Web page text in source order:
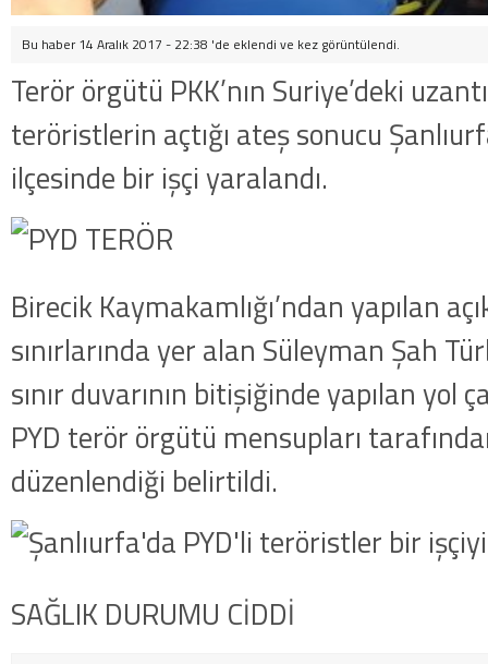
Bu haber 14 Aralık 2017 - 22:38 'de eklendi ve kez görüntülendi.
Terör örgütü PKK’nın Suriye’deki
teröristlerin açtığı ateş sonucu
ilçesinde bir işçi yaralandı.
Birecik Kaymakamlığı’ndan yapılan
sınırlarında yer alan Süleyman Şah
sınır duvarının bitişiğinde yapılan yol
PYD terör örgütü mensupları
düzenlendiği belirtildi.
SAĞLIK DURUMU CİDDİ